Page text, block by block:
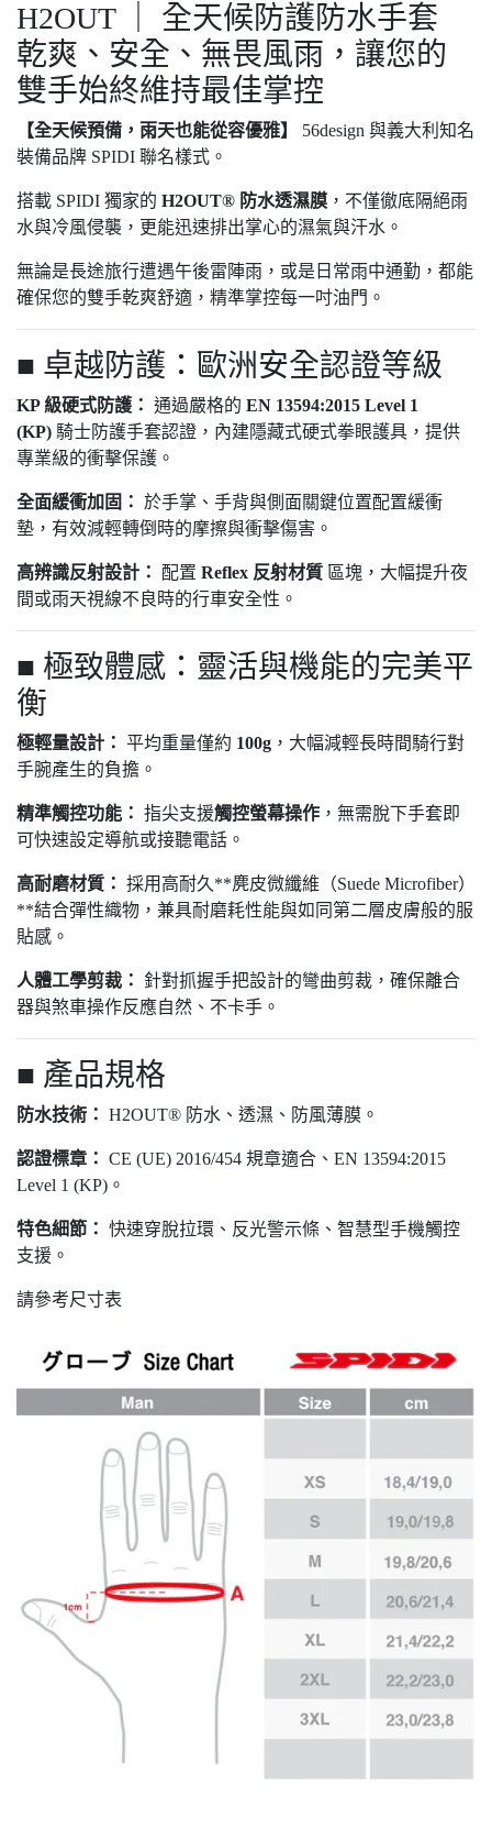
H2OUT ｜ 全天候防護防水手套
乾爽、安全、無畏風雨，讓您的
雙手始終維持最佳掌控
【全天候預備，雨天也能從容優雅】
56design 與義大利知名
裝備品牌 SPIDI 聯名樣式。
搭載 SPIDI 獨家的 H2OUT® 防水透濕膜 ，不僅徹底隔絕雨
水與冷風侵襲，更能迅速排出掌心的濕氣與汗水。
無論是長途旅行遭遇午後雷陣雨，或是日常雨中通勤，都能
確保您的雙手乾爽舒適，精準掌控每一吋油門。
■ 卓越防護：歐洲安全認證等級
KP 級硬式防護： 通過嚴格的 EN 13594:2015 Level 1
(KP) 騎士防護手套認證，內建隱藏式硬式拳眼護具，提供
專業級的衝擊保護。
全面緩衝加固： 於手掌、手背與側面關鍵位置配置緩衝
墊，有效減輕轉倒時的摩擦與衝擊傷害。
高辨識反射設計： 配置 Reflex 反射材質 區塊，大幅提升夜
間或雨天視線不良時的行車安全性。
■ 極致體感：靈活與機能的完美平
衡
極輕量設計： 平均重量僅約 100g ，大幅減輕長時間騎行對
手腕產生的負擔。
精準觸控功能： 指尖支援觸控螢幕操作 ，無需脫下手套即
可快速設定導航或接聽電話。
高耐磨材質： 採用高耐久**麂皮微纖維（Suede Microfiber）
**結合彈性織物，兼具耐磨耗性能與如同第二層皮膚般的服
貼感。
人體工學剪裁：
針對抓握手把設計的彎曲剪裁，確保離合
器與煞車操作反應自然、不卡手。
■ 產品規格
防水技術： H2OUT® 防水、透濕、防風薄膜。
認證標章： CE (UE) 2016/454 規章適合、EN 13594:2015
Level 1 (KP)。
特色細節： 快速穿脫拉環、反光警示條、智慧型手機觸控
支援。
請參考尺寸表